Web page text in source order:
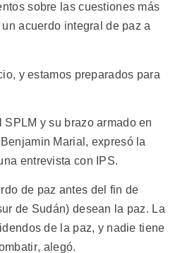
sobre las cuestiones más
acuerdo integral de paz a
y estamos preparados para
SPLM y su brazo armado en
Marial, expresó la
entrevista con IPS.
de paz antes del fin de
de Sudán) desean la paz. La
de la paz, y nadie tiene
alegó.